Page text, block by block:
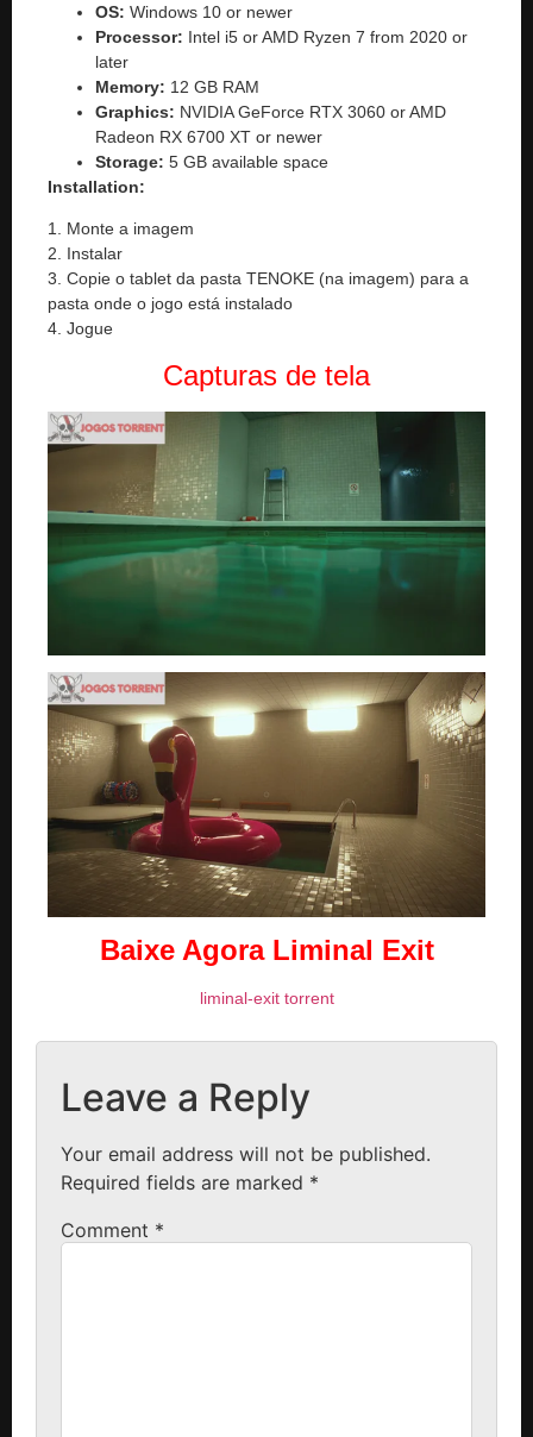
OS: Windows 10 or newer
Processor: Intel i5 or AMD Ryzen 7 from 2020 or
later
Memory: 12 GB RAM
Graphics: NVIDIA GeForce RTX 3060 or AMD
Radeon RX 6700 XT or newer
Storage: 5 GB available space
Installation:
1. Monte a imagem
2. Instalar
3. Copie o tablet da pasta TENOKE (na imagem) para a
pasta onde o jogo está instalado
4. Jogue
Capturas de tela
Baixe Agora Liminal Exit
liminal-exit torrent
Leave a Reply
Your email address will not be published.
Required fields are marked *
Comment *